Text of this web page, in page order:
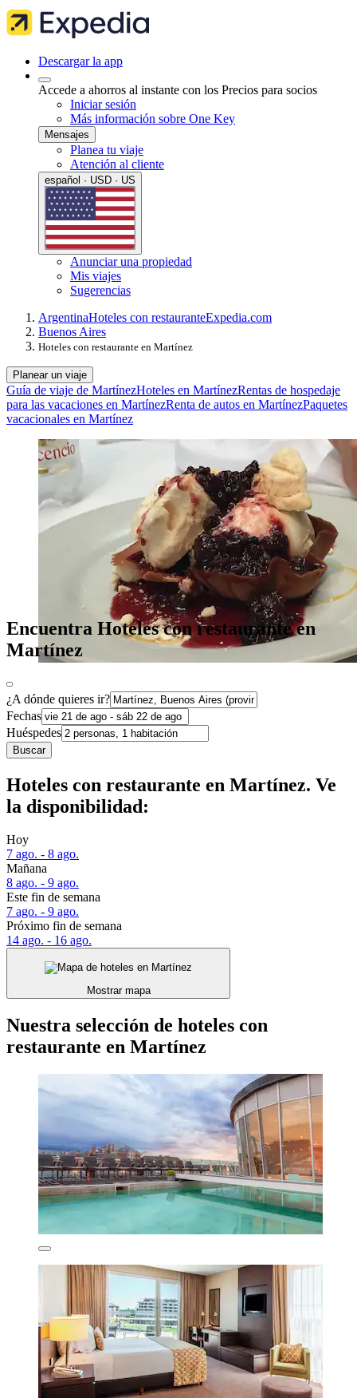
Descargar la app
Accede a ahorros al instante con los Precios para socios
Iniciar sesión
Más información sobre One Key
Mensajes
Planea tu viaje
Atención al cliente
español · USD · US
Anunciar una propiedad
Mis viajes
Sugerencias
ArgentinaHoteles con restauranteExpedia.com
Buenos Aires
Hoteles con restaurante en Martínez
Planear un viaje
Guía de viaje de MartínezHoteles en MartínezRentas de hospedaje
para las vacaciones en MartínezRenta de autos en MartínezPaquetes
vacacionales en Martínez
Encuentra Hoteles con restaurante en
Martínez
¿A dónde quieres ir?
Fechas
Huéspedes
Buscar
Hoteles con restaurante en Martínez. Ve
la disponibilidad:
Hoy
7 ago. - 8 ago.
Mañana
8 ago. - 9 ago.
Este fin de semana
7 ago. - 9 ago.
Próximo fin de semana
14 ago. - 16 ago.
Mostrar mapa
Nuestra selección de hoteles con
restaurante en Martínez